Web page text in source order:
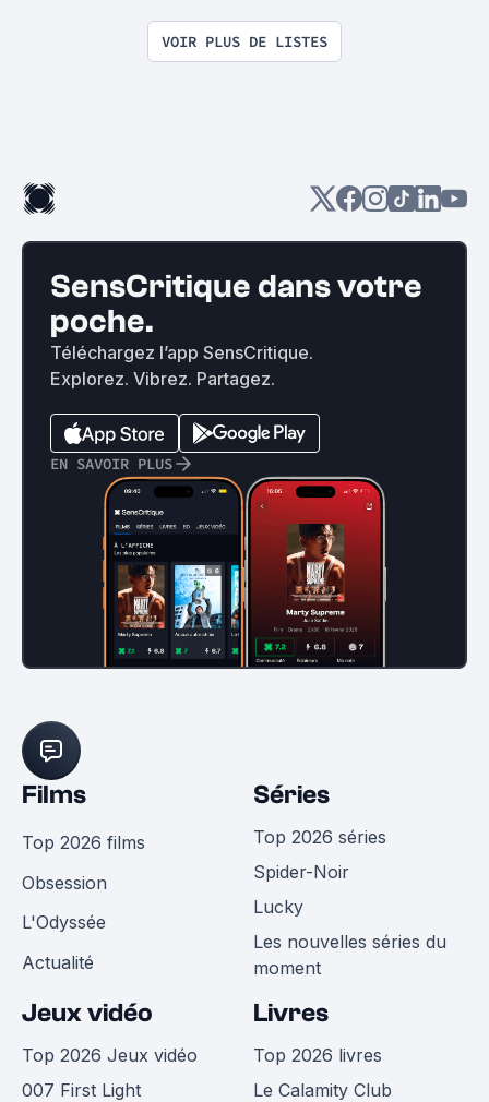
VOIR PLUS DE LISTES
SensCritique dans votre
poche.
Téléchargez l’app SensCritique.
Explorez. Vibrez. Partagez.
EN SAVOIR PLUS
Films
Top 2026 films
Obsession
L'Odyssée
Actualité
Séries
Top 2026 séries
Spider-Noir
Lucky
Les nouvelles séries du
moment
Jeux vidéo
Top 2026 Jeux vidéo
007 First Light
Livres
Top 2026 livres
Le Calamity Club